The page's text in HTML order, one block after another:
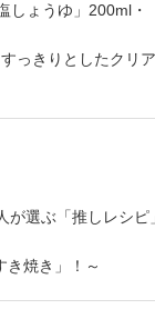
しょうゆ」200ml・
っきりとしたクリ
が選ぶ「推しレシピ
き焼き」！～